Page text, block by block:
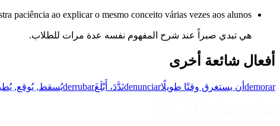
paciência ao explicar o mesmo conceito várias vezes aos alunos.
هي تبدي صبراً عند شرح المفهوم نفسه عدة مرات للطلاب.
أفعال شائعة أخرى
demorar أن يستغرق وقتًا طويلًاdenunciarنَدَّدَ، أَبْلَغَderrubarيُسقط, يُوقع,